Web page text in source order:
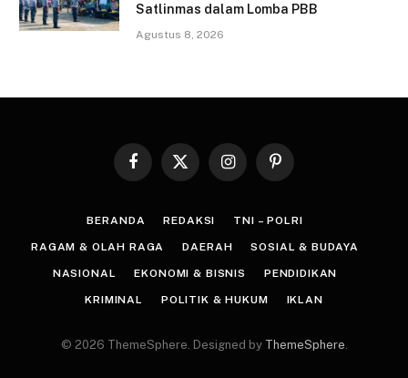
Satlinmas dalam Lomba PBB
Agustus 8, 2026
Facebook
X
InstagramPinterest
BERANDA REDAKSI TNI – POLRI
RAGAM & OLAH RAGA DAERAH SOSIAL & BUDAYA
NASIONAL EKONOMI & BISNIS PENDIDIKAN
KRIMINAL POLITIK & HUKUM IKLAN
© 2026 ThemeSphere. Designed by ThemeSphere